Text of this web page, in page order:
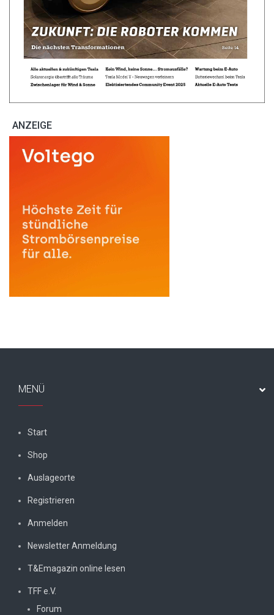
ANZEIGE
MENÜ
Start
Shop
Auslageorte
Registrieren
Anmelden
Newsletter Anmeldung
T&Emagazin online lesen
TFF e.V.
Forum